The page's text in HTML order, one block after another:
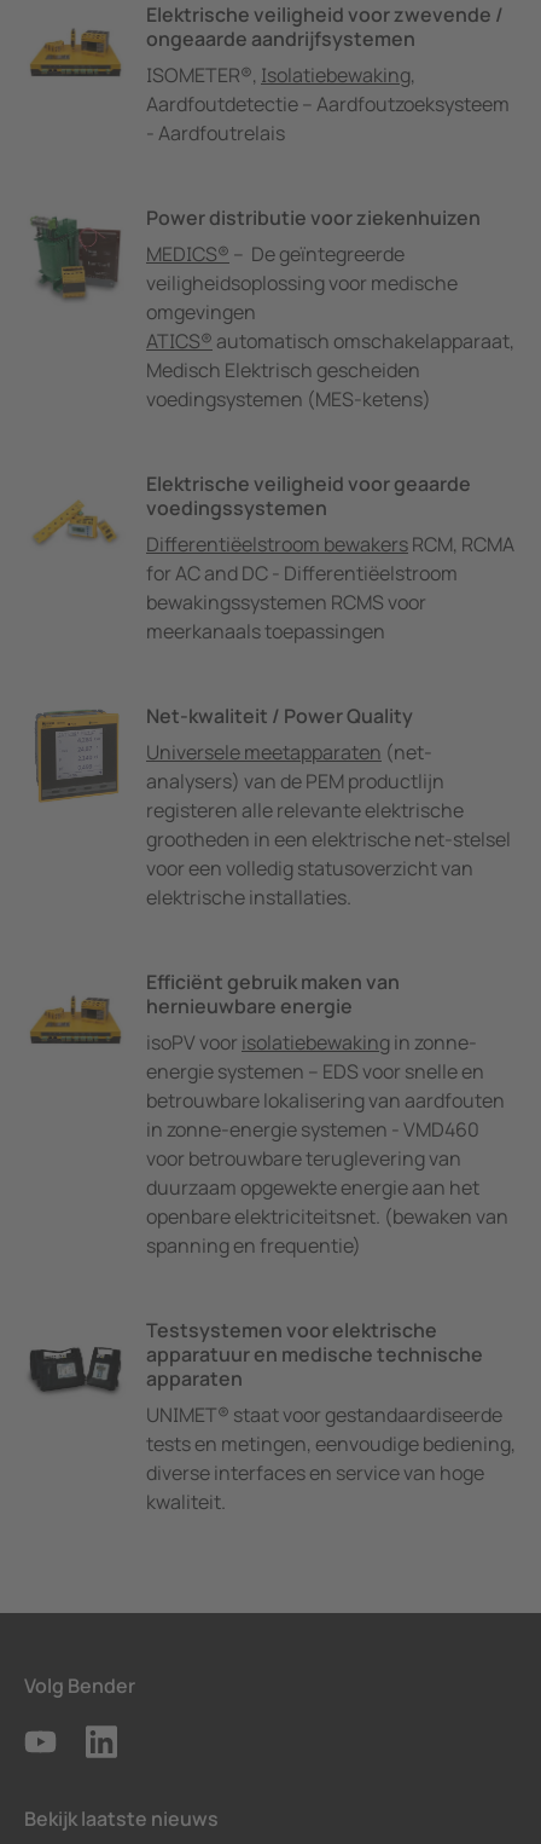
Elektrische veiligheid voor zwevende /
ongeaarde aandrijfsystemen
ISOMETER®, Isolatiebewaking,
Aardfoutdetectie – Aardfoutzoeksysteem
- Aardfoutrelais
Power distributie voor ziekenhuizen
MEDICS® – De geïntegreerde
veiligheidsoplossing voor medische
omgevingen
ATICS® automatisch omschakelapparaat,
Medisch Elektrisch gescheiden
voedingsystemen (MES-ketens)
Elektrische veiligheid voor geaarde
voedingssystemen
Differentiëelstroom bewakersRCM, RCMA
for AC and DC - Differentiëelstroom
bewakingssystemen RCMS voor
meerkanaals toepassingen
Net-kwaliteit / Power Quality
Universele meetapparaten (net-
analysers) van de PEM productlijn
registeren alle relevante elektrische
grootheden in een elektrische net-stelsel
voor een volledig statusoverzicht van
elektrische installaties.
Efficiënt gebruik maken van
hernieuwbare energie
isoPV voor isolatiebewakingin zonne-
energie systemen – EDS voor snelle en
betrouwbare lokalisering van aardfouten
in zonne-energie systemen - VMD460
voor betrouwbare teruglevering van
duurzaam opgewekte energie aan het
openbare elektriciteitsnet. (bewaken van
spanning en frequentie)
Testsystemen voor elektrische
apparatuur en medische technische
apparaten
UNIMET® staat voor gestandaardiseerde
tests en metingen, eenvoudige bediening,
diverse interfaces en service van hoge
kwaliteit.
Volg Bender
Bekijk laatste nieuws